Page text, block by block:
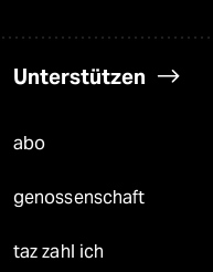
Unterstützen
abo
genossenschaft
taz zahl ich